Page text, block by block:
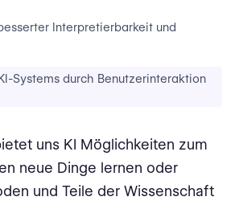
Interpretierbarkeit und
Systems durch Benutzerinteraktion
uns KI Möglichkeiten zum
neue Dinge lernen oder
und Teile der Wissenschaft